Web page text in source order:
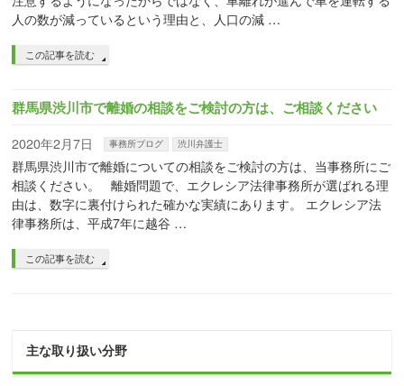
人の数が減っているという理由と、人口の減 …
この記事を読む
群馬県渋川市で離婚の相談をご検討の方は、ご相談ください
2020年2月7日 事務所ブログ 渋川弁護士
群馬県渋川市で離婚についての相談をご検討の方は、当事務所にご
相談ください。 離婚問題で、エクレシア法律事務所が選ばれる理
由は、数字に裏付けられた確かな実績にあります。 エクレシア法
律事務所は、平成7年に越谷 …
この記事を読む
主な取り扱い分野